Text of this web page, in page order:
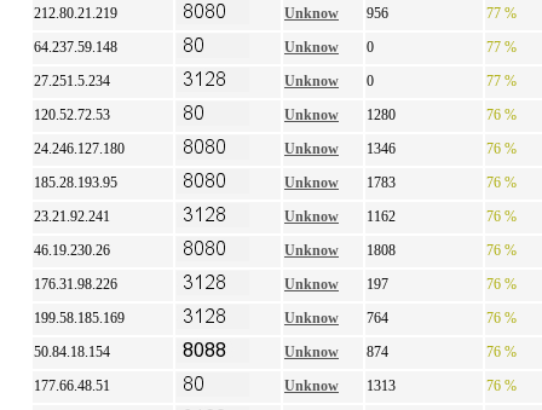
212.80.21.219
Unknow 956
77 %
64.237.59.148
Unknow 0
77 %
27.251.5.234
Unknow 0
77 %
120.52.72.53
Unknow 1280
76 %
24.246.127.180
Unknow 1346
76 %
185.28.193.95
Unknow 1783
76 %
23.21.92.241
Unknow 1162
76 %
46.19.230.26
Unknow 1808
76 %
176.31.98.226
Unknow 197
76 %
199.58.185.169
Unknow 764
76 %
50.84.18.154
Unknow 874
76 %
177.66.48.51
Unknow 1313
76 %